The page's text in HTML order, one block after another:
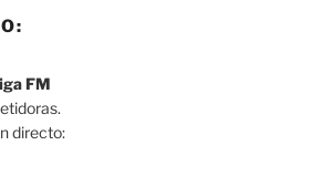
FM
directo: